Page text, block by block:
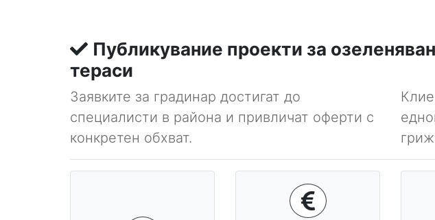
Публикувание проекти за
тераси
Заявките за градинар достигат до
специалисти в района и привличат оферти с
конкретен обхват.